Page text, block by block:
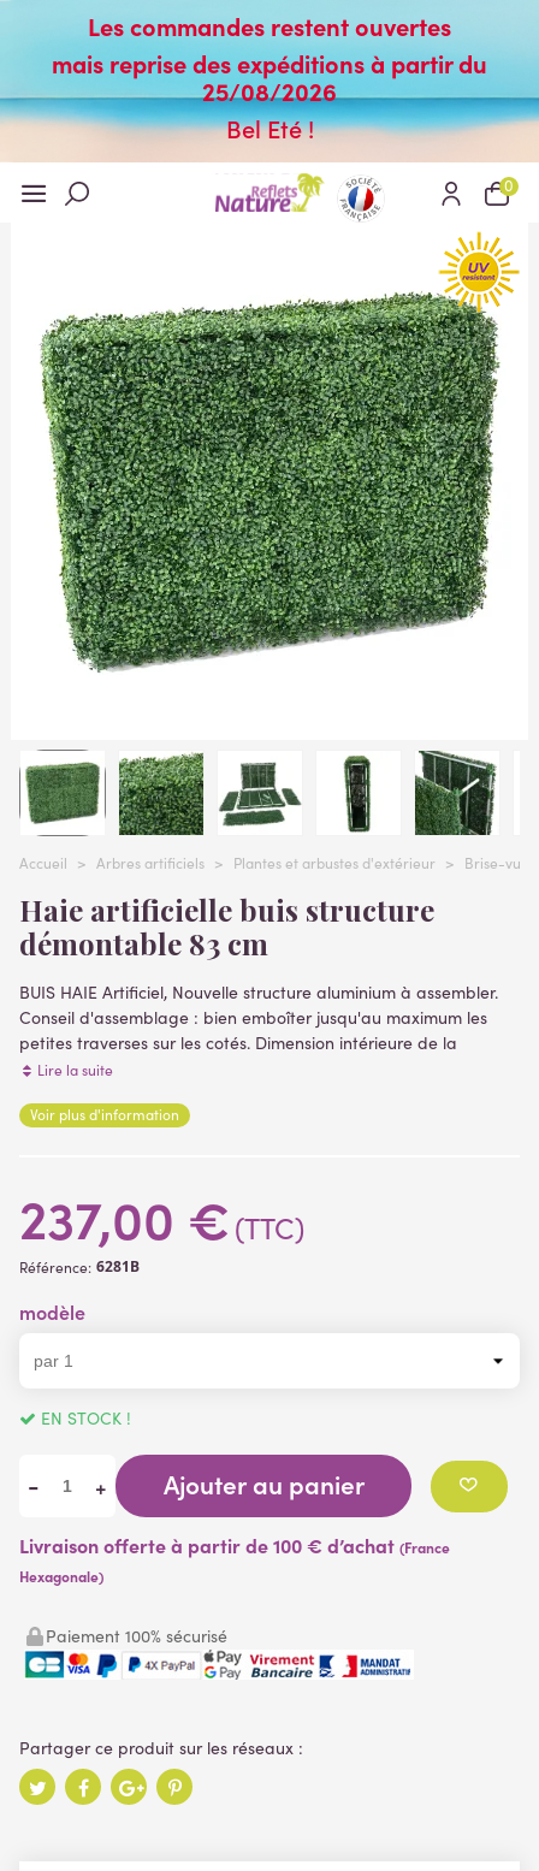
Les commandes restent ouvertes
mais reprise des expéditions à partir du
25/08/2026
Bel Eté !
0
Accueil > Arbres artificiels > Plantes et arbustes d'extérieur > Brise-vue
Haie artificielle buis structure
démontable 83 cm
BUIS HAIE Artificiel, Nouvelle structure aluminium à assembler.
Conseil d'assemblage : bien emboîter jusqu'au maximum les
petites traverses sur les cotés. Dimension intérieure de la
structure : 25 cm de largeur x 100 cm de longueur x 80 cm de
Lire la suite
Voir plus d'information
237,00 € (TTC)
Référence: 6281B
modèle
EN STOCK !
- + Ajouter au panier
Livraison offerte à partir de 100 € d’achat (France
Hexagonale)
Paiement 100% sécurisé